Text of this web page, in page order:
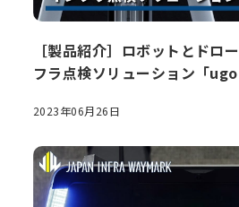
［製品紹介］ロボットとドロ
フラ点検ソリューション「
2023年06月26日